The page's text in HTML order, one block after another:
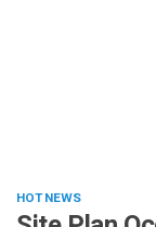
HOT NEWS